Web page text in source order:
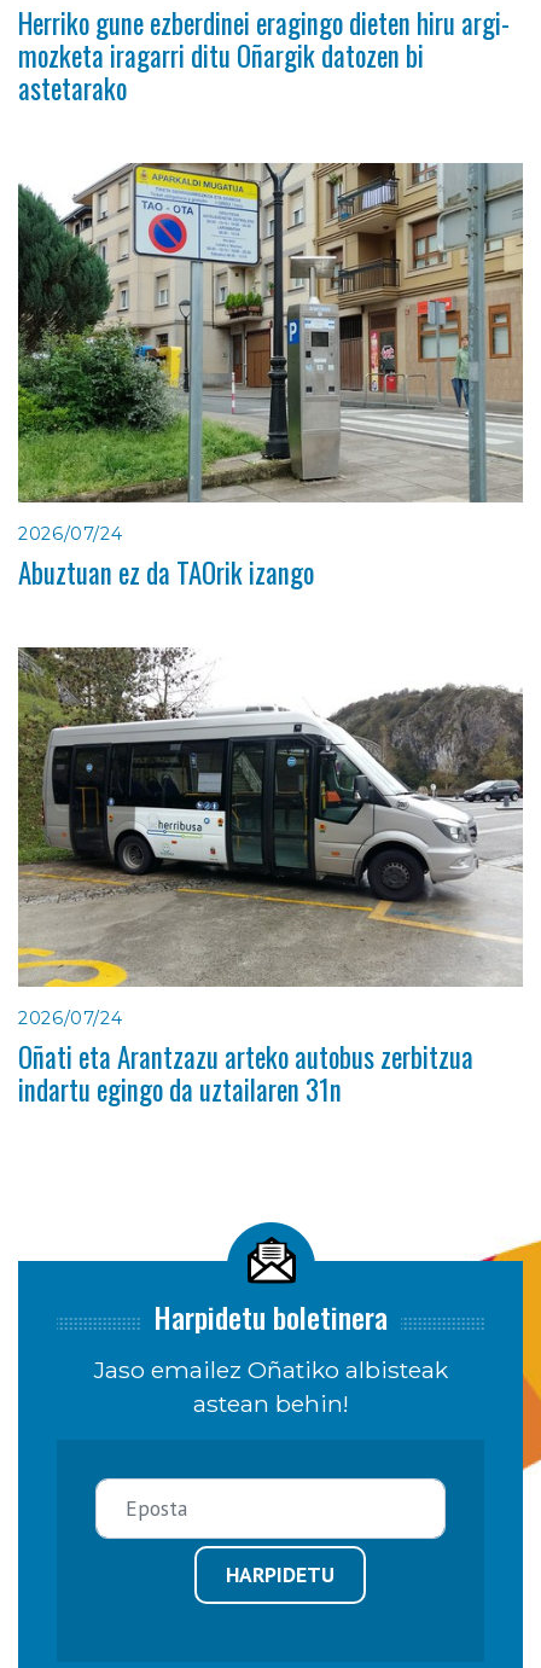
Herriko gune ezberdinei eragingo dieten hiru argi-
mozketa iragarri ditu Oñargik datozen bi
astetarako
2026/07/24
Abuztuan ez da TAOrik izango
2026/07/24
Oñati eta Arantzazu arteko autobus zerbitzua
indartu egingo da uztailaren 31n
Harpidetu boletinera
Jaso emailez Oñatiko albisteak
astean behin!
HARPIDETU